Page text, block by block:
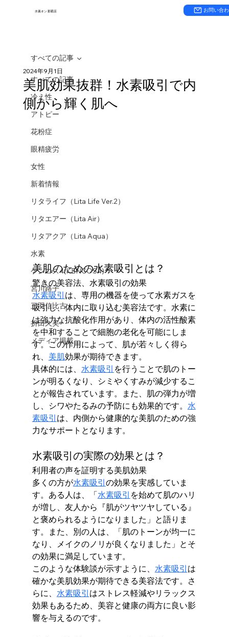
水素オン 那覇店 お問い合
すべての記事
冷え性
アトピー
花粉症
眼精疲労
女性
新着情報
リタライフ（Lita Life Ver.2）
リタエアー（Lita Air）
リタアクア（Lita Aqua）
水素
ケンコス4(KENCOS4)
宮川路子
三羽信比古
折田久美
メディア掲載
すべての記事
美肌効果抜群！水素吸引で内
側から輝く肌へ
2024年9月1日
美肌のための水素吸引とは？
驚きの美容法、水素吸引の効果
水素吸引 は、専用の機器を使って水素ガスを
吸引し、体内に取り込む美容法です。水素に
は強力な抗酸化作用があり、体内の活性酸素
を中和することで細胞の老化を可能にしま
す。この作用によって、肌が若々しく得ら
れ、 美肌効果が期待できます。
具体的には、 水素吸引 を行うことで肌のトー
ンが明るくなり、シミやくすみが減少するこ
とが報告されています。また、肌の弾力が増
し、シワやたるみの予防にも効果的です。 水
素吸引 は、内側から健康的な美肌のための強
力なサポートとなります。
水素吸引の実際の効果とは？
利用者の声を証明する美肌効果
多くの方が水素吸引の効果を実感していま
す。ある人は、「水素吸引 を始めて肌のハリ
が増し、友人から『肌がツヤツヤしている』
と褒められるようになりました」と語りま
す。また、別の人は、「肌のトーンが均一に
なり、メイクのノリが良くなりました」とそ
の効果に満足しています。
このような体験談が示すように、 水素吸引 は
確かな美肌効果が期待できる美容法です。さ
らに、 水素吸引 はストレス軽減やリラックス
効果もあるため、美容と健康の両方に良い影
響を与えるのです。